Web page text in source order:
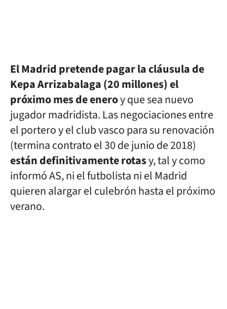
El Madrid pretende pagar la cláusula de
Kepa Arrizabalaga (20 millones) el
próximo mes de eneroy que sea nuevo
jugador madridista. Las negociaciones entre
el portero y el club vasco para su renovación
(termina contrato el 30 de junio de 2018)
están definitivamente rotasy, tal y como
informó AS, ni el futbolista ni el Madrid
quieren alargar el culebrón hasta el próximo
verano.